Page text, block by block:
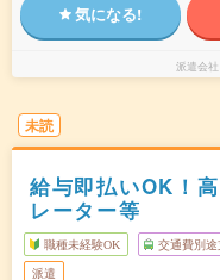
気になる!
派遣会社
未読
給与即払いOK！
レーター等
職種未経験OK 交通費別途
派遣